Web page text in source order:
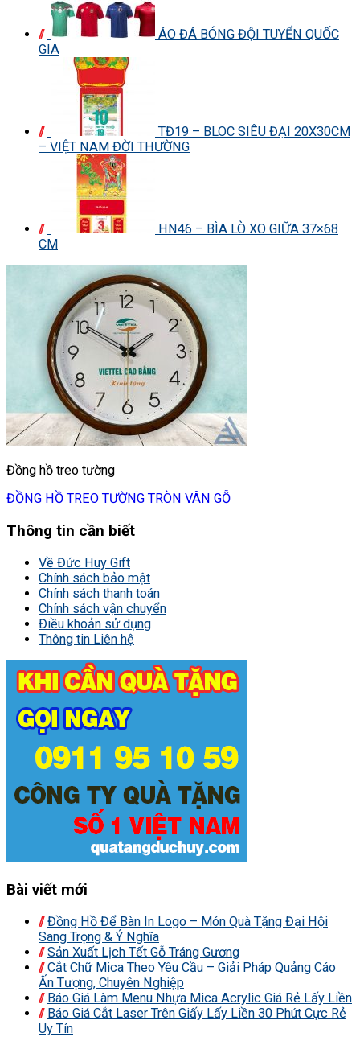
ÁO ĐÁ BÓNG ĐỘI TUYỂN QUỐC
GIA
TĐ19 – BLOC SIÊU ĐẠI 20X30CM
– VIỆT NAM ĐỜI THƯỜNG
HN46 – BÌA LÒ XO GIỮA 37×68
CM
Đồng hồ treo tường
ĐỒNG HỒ TREO TƯỜNG TRÒN VÂN GỖ
Thông tin cần biết
Về Đức Huy Gift
Chính sách bảo mật
Chính sách thanh toán
Chính sách vận chuyển
Điều khoản sử dụng
Thông tin Liên hệ
Bài viết mới
Đồng Hồ Để Bàn In Logo – Món Quà Tặng Đại Hội
Sang Trọng & Ý Nghĩa
Sản Xuất Lịch Tết Gỗ Tráng Gương
Cắt Chữ Mica Theo Yêu Cầu – Giải Pháp Quảng Cáo
Ấn Tượng, Chuyên Nghiệp
Báo Giá Làm Menu Nhựa Mica Acrylic Giá Rẻ Lấy Liền
Báo Giá Cắt Laser Trên Giấy Lấy Liền 30 Phút Cực Rẻ
Uy Tín